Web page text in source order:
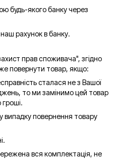
будь-якого банку через
рахунок в банку.
прав споживача", згідно
повернути товар, якщо:
сталася не з Вашої
то ми замінимо цей товар
випадку повернення товару
вся комплектація, не